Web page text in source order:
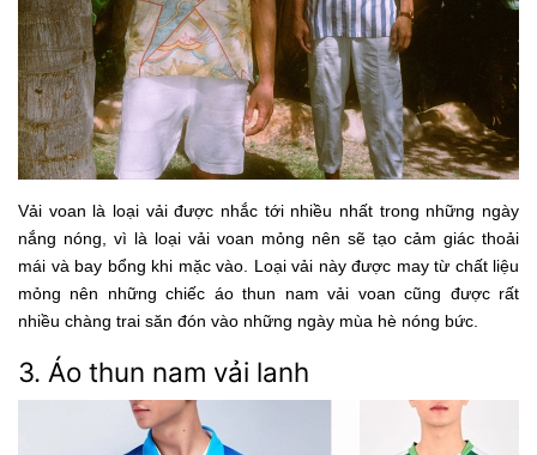
Vải voan là loại vải được nhắc tới nhiều nhất trong những ngày
nắng nóng, vì là loại vải voan mỏng nên sẽ tạo cảm giác thoải
mái và bay bổng khi mặc vào. Loại vải này được may từ chất liệu
mỏng nên những chiếc áo thun nam vải voan cũng được rất
nhiều chàng trai săn đón vào những ngày mùa hè nóng bức.
3. Áo thun nam vải lanh